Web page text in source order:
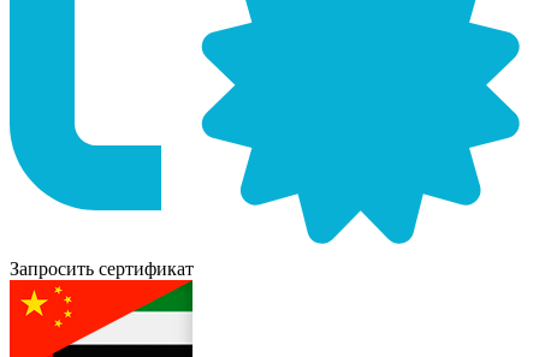
Запросить сертификат